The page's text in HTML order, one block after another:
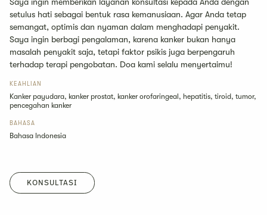
Saya ingin memberikan layanan konsultasi kepada Anda dengan
setulus hati sebagai bentuk rasa kemanusiaan. Agar Anda tetap
semangat, optimis dan nyaman dalam menghadapi penyakit.
Saya ingin berbagi pengalaman, karena kanker bukan hanya
masalah penyakit saja, tetapi faktor psikis juga berpengaruh
terhadap terapi pengobatan. Doa kami selalu menyertaimu!
KEAHLIAN
Kanker payudara, kanker prostat, kanker orofaringeal, hepatitis, tiroid, tumor,
pencegahan kanker
BAHASA
Bahasa Indonesia
KONSULTASI